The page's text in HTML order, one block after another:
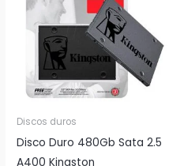
Discos duros
Disco Duro 480Gb Sata 2.5
A400 Kingston